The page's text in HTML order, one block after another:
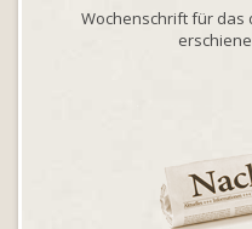
Wochenschrift für das